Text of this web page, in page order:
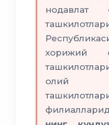
нодавлат
хорижий
олий